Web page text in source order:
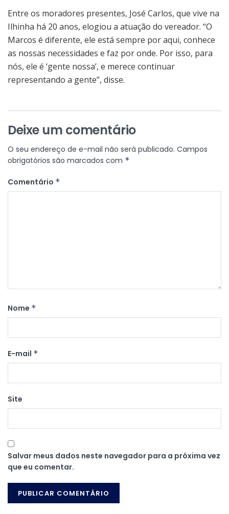
Entre os moradores presentes, José Carlos, que vive na
Ilhinha há 20 anos, elogiou a atuação do vereador. “O
Marcos é diferente, ele está sempre por aqui, conhece
as nossas necessidades e faz por onde. Por isso, para
nós, ele é ‘gente nossa’, e merece continuar
representando a gente”, disse.
Deixe um comentário
O seu endereço de e-mail não será publicado. Campos
obrigatórios são marcados com *
Comentário *
Nome *
E-mail *
Site
Salvar meus dados neste navegador para a próxima vez
que eu comentar.